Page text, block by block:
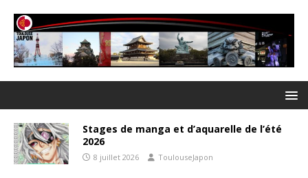
Stages de manga et d’aquarelle de l’été
2026
8 juillet 2026 ToulouseJapon